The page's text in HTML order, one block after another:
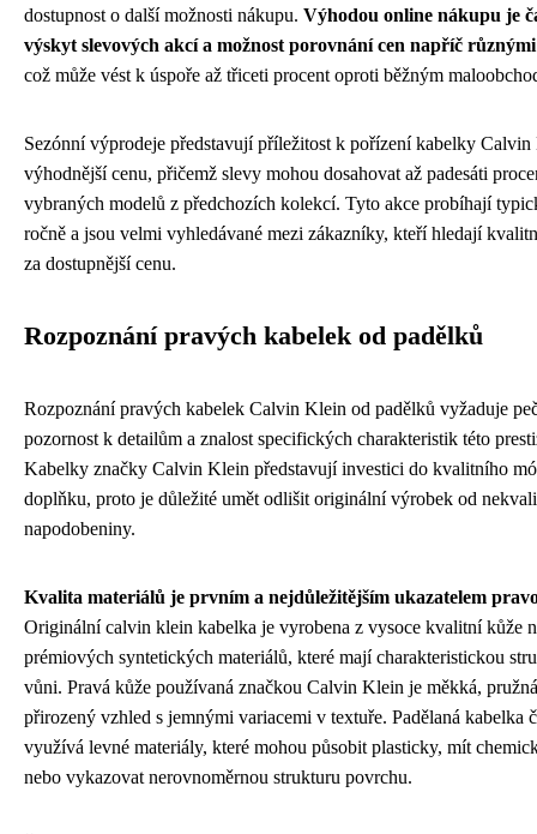
dostupnost o další možnosti nákupu. Výhodou online nákupu je
výskyt slevových akcí a možnost porovnání cen napříč
což může vést k úspoře až třiceti procent oproti běžným
Sezónní výprodeje představují příležitost k pořízení kabelky
výhodnější cenu, přičemž slevy mohou dosahovat až padesáti
vybraných modelů z předchozích kolekcí. Tyto akce probíhají
ročně a jsou velmi vyhledávané mezi zákazníky, kteří hledají
za dostupnější cenu.
Rozpoznání pravých kabelek od padělků
Rozpoznání pravých kabelek Calvin Klein od padělků vyžaduje
pozornost k detailům a znalost specifických charakteristik této
Kabelky značky Calvin Klein představují investici do kvalitního
doplňku, proto je důležité umět odlišit originální výrobek od
napodobeniny.
Kvalita materiálů je prvním a nejdůležitějším ukazatelem
Originální calvin klein kabelka je vyrobena z vysoce kvalitní kůže
prémiových syntetických materiálů, které mají charakteristickou
vůni. Pravá kůže používaná značkou Calvin Klein je měkká,
přirozený vzhled s jemnými variacemi v textuře. Padělaná kabelka
využívá levné materiály, které mohou působit plasticky, mít
nebo vykazovat nerovnoměrnou strukturu povrchu.